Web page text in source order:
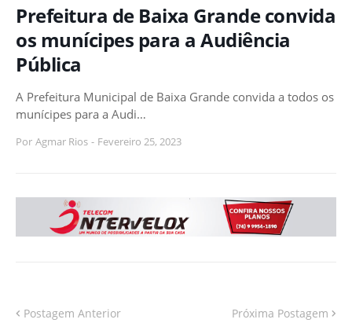
Prefeitura de Baixa Grande convida
os munícipes para a Audiência
Pública
A Prefeitura Municipal de Baixa Grande convida a todos os
munícipes para a Audi…
Por Agmar Rios - Fevereiro 25, 2023
Postagem Anterior Próxima Postagem